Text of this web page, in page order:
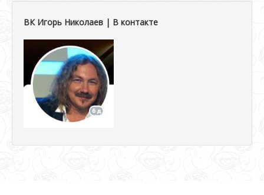
ВК Игорь Николаев | В контакте